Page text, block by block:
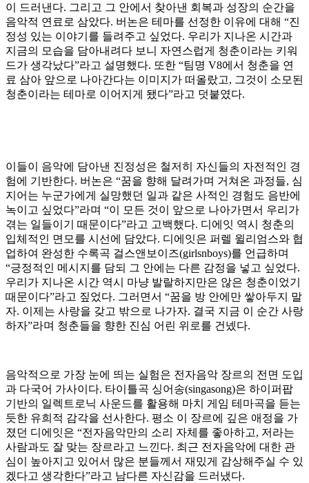
이 드러낸다. 그리고 그 안에서 찾아낸 회복과 성장의 순간을
음악적 연료로 삼았다. 버논은 테마를 선정한 이유에 대해 “진
정성 있는 이야기를 들려주고 싶었다. 우리가 지나온 시간과
지금의 모습을 담아내려다 보니 자연스럽게 청춘이라는 키워
드가 생각났다”라고 설명했다. 또한 “팀명 V8에서 청춘을 연
료 삼아 앞으로 나아간다는 이미지가 떠올랐고, 그것이 소모된
청춘이라는 테마로 이어지게 됐다”라고 덧붙였다.
이들이 음악에 담아낸 진정성은 철저히 자신들의 자전적인 경
험에 기반한다. 버논은 “꿈을 향해 달려가며 거쳐온 과정들, 심
지어는 누군가에게 실망했던 일과 같은 사적인 경험도 음반에
녹이고 싶었다”라며 “이 모든 것이 앞으로 나아가면서 우리가
겪는 일들이기 때문이다”라고 고백했다. 디에잇 역시 청춘의
입체적인 면모를 시선에 담았다. 디에잇은 퍼렐 윌리엄스와 협
업하여 완성한 수록곡 걸스앤보이즈(girlsnboys)를 언급하며
“긍정적인 메시지를 담되 그 안에는 다른 감정을 넣고 싶었다.
우리가 지나온 시간 역시 마냥 발랄하지만은 않은 청춘이었기
때문이다”라고 짚었다. 그러면서 “꿈을 방 안에만 쌓아두지 말
자. 이제는 사랑을 갖고 밖으로 나가자. 결국 지금 이 순간 사랑
하자”라며 청춘들을 향한 진심 어린 위로를 건넸다.
음악적으로 가장 눈에 띄는 실험은 전자음악 장르의 전면 도입
과 다국어 가사이다. 타이틀곡 싱어송(singasong)은 하이퍼팝
기반의 일렉트로닉 사운드를 활용해 마치 게임 테마곡을 듣는
듯한 유희적 감각을 선사한다. 평소 이 장르에 깊은 애정을 가
졌던 디에잇은 “전자음악만의 소리 자체를 좋아하고, 저라는
사람과도 잘 맞는 장르라고 느낀다. 최근 전자음악에 대한 관
심이 높아지고 있어서 많은 분들께서 재밌게 감상해주실 수 있
겠다고 생각한다”라고 남다른 자신감을 드러냈다.